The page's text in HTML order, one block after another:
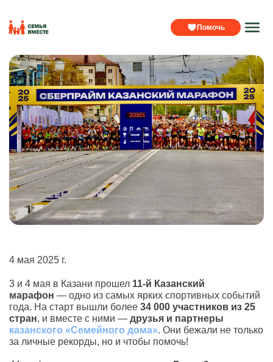
Помочь
4 мая 2025 г.
3 и 4 мая в Казани прошел 11-й Казанский
марафон — одно из самых ярких спортивных событий
года. На старт вышли более 34 000 участников из 25
стран, и вместе с ними — друзья и партнеры
казанского «Семейного дома». Они бежали не только
за личные рекорды, но и чтобы помочь!